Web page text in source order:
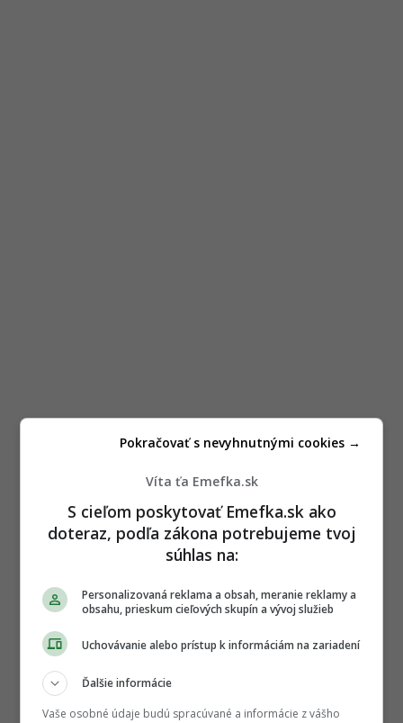
ČLÁNOK POKRAČUJE POD REKLAMOU
Víta ťa Emefka.sk
S cieľom poskytovať Emefka.sk ako
doteraz, podľa zákona potrebujeme tvoj
súhlas na:
Personalizovaná reklama a obsah, meranie reklamy a
obsahu, prieskum cieľových skupín a vývoj služieb
Uchovávanie alebo prístup k informáciám na zariadení
Ďalšie informácie
Vaše osobné údaje budú spracúvané a informácie z vášho
Pokračovať s nevyhnutnými cookies →